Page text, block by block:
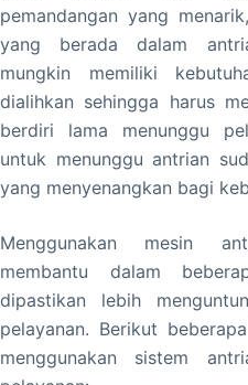
pemandangan yang
yang berada dalam
mungkin memiliki
dialihkan sehingga harus
berdiri lama menunggu
untuk menunggu antrian
yang menyenangkan bagi
Menggunakan mesin
membantu dalam
dipastikan lebih
pelayanan. Berikut
menggunakan sistem